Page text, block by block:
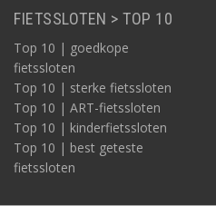
FIETSSLOTEN > TOP 10
Top 10 | goedkope
fietssloten
Top 10 | sterke fietssloten
Top 10 | ART-fietssloten
Top 10 | kinderfietssloten
Top 10 | best geteste
fietssloten